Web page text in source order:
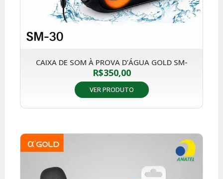
CAIXA DE SOM À PROVA D’ÁGUA GOLD SM-
R$350,00
VER PRODUTO